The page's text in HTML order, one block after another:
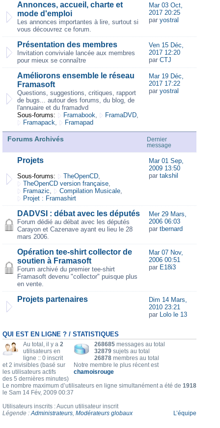
Annonces, accueil, charte et
mode d'emploi
Les annonces importantes à lire, surtout si
vous découvrez ce forum.
Mar 03 Oct,
2017 20:25
par yostral
Présentation des membres
Invitation conviviale lancée aux membres
pour mieux se connaître
Ven 15 Déc,
2017 12:20
par CTJ
Améliorons ensemble le réseau
Framasoft
Questions, suggestions, critiques, rapport
de bugs... autour des forums, du blog, de
l'annuaire et du framadvd
Sous-forums:
Framabook, FramaDVD,
Framapack, Framapad
Mar 19 Déc,
2017 17:22
par yostral
Forums Archivés
Dernier
message
Projets
Sous-forums: TheOpenCD,
TheOpenCD version française,
Framazic, Compilation Musicale,
Projet : Framashirt
Mar 01 Sep,
2009 13:50
par takshil
DADVSI : débat avec les députés
Forum dédié au débat avec les députés
Carayon et Cazenave ayant eu lieu le 28
mars 2006.
Mer 29 Mars,
2006 06:03
par tbernard
Opération tee-shirt collector de
soutien à Framasoft
Forum archivé du premier tee-shirt
Framasoft devenu "collector" puisque plus
en vente.
Mar 07 Nov,
2006 00:51
par E18i3
Projets partenaires
Dim 14 Mars,
2010 23:21
par Lolo le 13
QUI EST EN LIGNE ? / STATISTIQUES
268685 messages au total
32879 sujets au total
26878 membres au total
Notre membre le plus récent est
chamoisrouge
Au total, il y a 2
utilisateurs en
ligne :: 0 inscrit
et 2 invisibles (basé sur
les utilisateurs actifs
des 5 dernières minutes)
Le nombre maximum d’utilisateurs en ligne simultanément a été de 1918
le Sam 14 Fév, 2009 00:37
Utilisateurs inscrits : Aucun utilisateur inscrit
Légende :Administrateurs, Modérateurs globaux L’équipe